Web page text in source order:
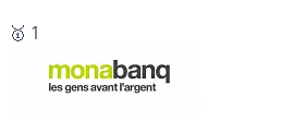
🥇 1